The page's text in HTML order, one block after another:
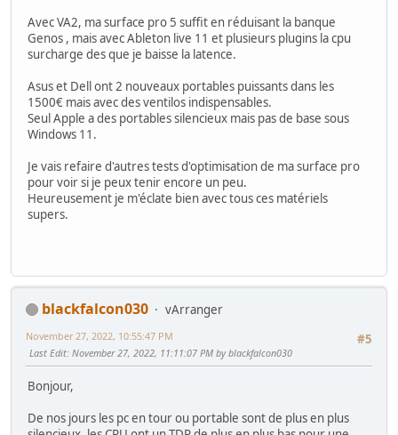
Avec VA2, ma surface pro 5 suffit en réduisant la banque
Genos , mais avec Ableton live 11 et plusieurs plugins la cpu
surcharge des que je baisse la latence.
Asus et Dell ont 2 nouveaux portables puissants dans les
1500€ mais avec des ventilos indispensables.
Seul Apple a des portables silencieux mais pas de base sous
Windows 11.
Je vais refaire d'autres tests d'optimisation de ma surface pro
pour voir si je peux tenir encore un peu.
Heureusement je m'éclate bien avec tous ces matériels
supers.
blackfalcon030
vArranger
#5
November 27, 2022, 10:55:47 PM
Last Edit: November 27, 2022, 11:11:07 PM by blackfalcon030
Bonjour,
De nos jours les pc en tour ou portable sont de plus en plus